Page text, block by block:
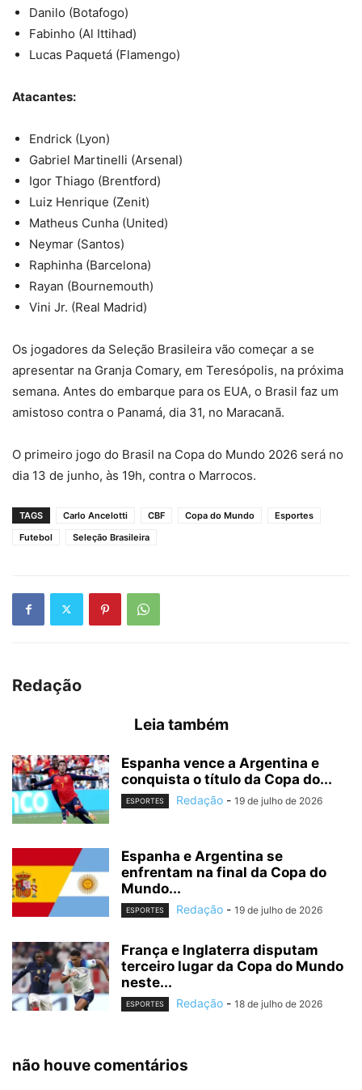
Danilo (Botafogo)
Fabinho (Al Ittihad)
Lucas Paquetá (Flamengo)
Atacantes:
Endrick (Lyon)
Gabriel Martinelli (Arsenal)
Igor Thiago (Brentford)
Luiz Henrique (Zenit)
Matheus Cunha (United)
Neymar (Santos)
Raphinha (Barcelona)
Rayan (Bournemouth)
Vini Jr. (Real Madrid)
Os jogadores da Seleção Brasileira vão começar a se
apresentar na Granja Comary, em Teresópolis, na próxima
semana. Antes do embarque para os EUA, o Brasil faz um
amistoso contra o Panamá, dia 31, no Maracanã.
O primeiro jogo do Brasil na Copa do Mundo 2026 será no
dia 13 de junho, às 19h, contra o Marrocos.
TAGS Carlo Ancelotti CBF Copa do Mundo
Esportes
Futebol
Seleção Brasileira
Redação
Leia também
Espanha vence a Argentina e
conquista o título da Copa do...
ESPORTES Redação - 19 de julho de 2026
Espanha e Argentina se
enfrentam na final da Copa do
Mundo...
ESPORTES Redação - 19 de julho de 2026
França e Inglaterra disputam
terceiro lugar da Copa do Mundo
neste...
ESPORTES Redação - 18 de julho de 2026
não houve comentários